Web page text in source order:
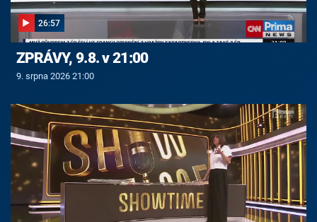
26:57
ZPRÁVY, 9.8. v 21:00
9. srpna 2026 21:00